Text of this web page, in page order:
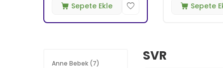
Sepete Ekle Sepete
Anne Bebek (7)
SVR